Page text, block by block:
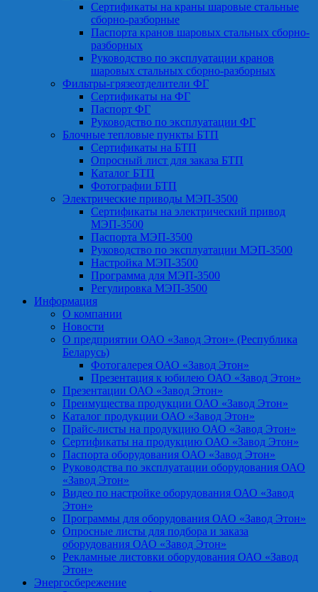
Сертификаты на краны шаровые стальные
сборно-разборные
Паспорта кранов шаровых стальных сборно-
разборных
Руководство по эксплуатации кранов
шаровых стальных сборно-разборных
Фильтры-грязеотделители ФГ
Сертификаты на ФГ
Паспорт ФГ
Руководство по эксплуатации ФГ
Блочные тепловые пункты БТП
Сертификаты на БТП
Опросный лист для заказа БТП
Каталог БТП
Фотографии БТП
Электрические приводы МЭП-3500
Сертификаты на электрический привод
МЭП-3500
Паспорта МЭП-3500
Руководство по эксплуатации МЭП-3500
Настройка МЭП-3500
Программа для МЭП-3500
Регулировка МЭП-3500
Информация
О компании
Новости
О предприятии ОАО «Завод Этон» (Республика
Беларусь)
Фотогалерея ОАО «Завод Этон»
Презентация к юбилею ОАО «Завод Этон»
Презентации ОАО «Завод Этон»
Преимущества продукции ОАО «Завод Этон»
Каталог продукции ОАО «Завод Этон»
Прайс-листы на продукцию ОАО «Завод Этон»
Сертификаты на продукцию ОАО «Завод Этон»
Паспорта оборудования ОАО «Завод Этон»
Руководства по эксплуатации оборудования ОАО
«Завод Этон»
Видео по настройке оборудования ОАО «Завод
Этон»
Программы для оборудования ОАО «Завод Этон»
Опросные листы для подбора и заказа
оборудования ОАО «Завод Этон»
Рекламные листовки оборудования ОАО «Завод
Этон»
Энергосбережение